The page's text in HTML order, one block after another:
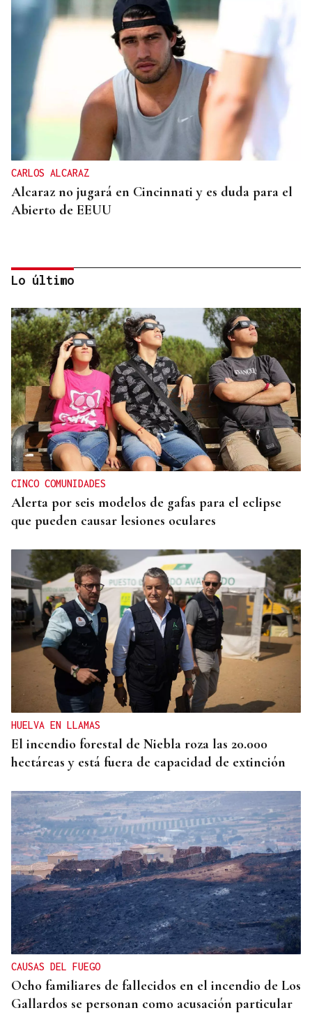
CARLOS ALCARAZ
Alcaraz no jugará en Cincinnati y es duda para el
Abierto de EEUU
SUSTITUTO DEL OURENSANO
Vázquez Alvite, nuevo presidente del Comité
Técnico en Galicia
Lo último
CINCO COMUNIDADES
Alerta por seis modelos de gafas para el eclipse
que pueden causar lesiones oculares
HUELVA EN LLAMAS
El incendio forestal de Niebla roza las 20.000
hectáreas y está fuera de capacidad de extinción
CAUSAS DEL FUEGO
Ocho familiares de fallecidos en el incendio de Los
Gallardos se personan como acusación particular